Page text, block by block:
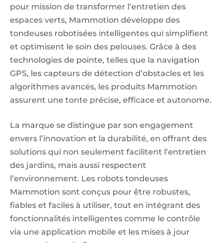
pour mission de transformer l’entretien des
espaces verts, Mammotion développe des
tondeuses robotisées intelligentes qui simplifient
et optimisent le soin des pelouses. Grâce à des
technologies de pointe, telles que la navigation
GPS, les capteurs de détection d’obstacles et les
algorithmes avancés, les produits Mammotion
assurent une tonte précise, efficace et autonome.
La marque se distingue par son engagement
envers l’innovation et la durabilité, en offrant des
solutions qui non seulement facilitent l’entretien
des jardins, mais aussi respectent
l’environnement. Les robots tondeuses
Mammotion sont conçus pour être robustes,
fiables et faciles à utiliser, tout en intégrant des
fonctionnalités intelligentes comme le contrôle
via une application mobile et les mises à jour